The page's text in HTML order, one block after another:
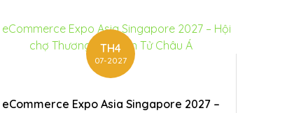
TH4
07-2027
eCommerce Expo Asia Singapore 2027 –